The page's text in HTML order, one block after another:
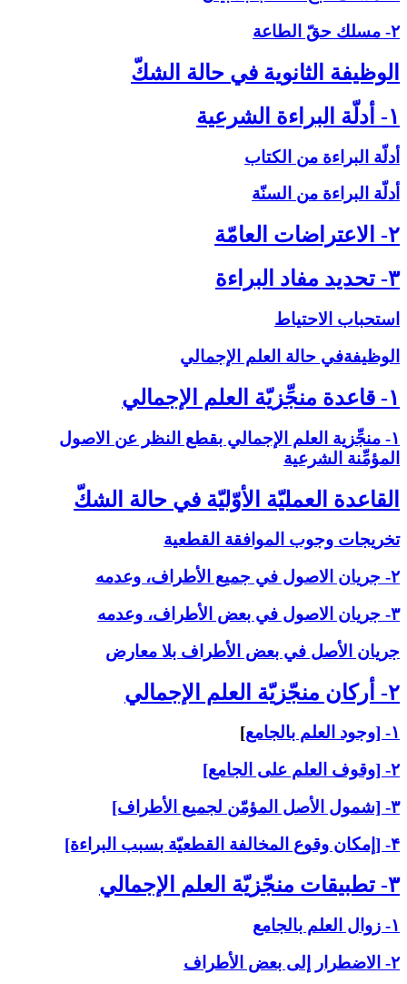
۲- مسلك حقّ الطاعة
الوظيفة الثانوية في حالة الشكّ‏
۱- أدلّة البراءة الشرعية
أدلّة البراءة من الكتاب
أدلّة البراءة من السنّة
۲- الاعتراضات العامّة
۳- تحديد مفاد البراءة
استحباب الاحتياط
الوظيفةفي حالة العلم الإجمالي‏
۱- قاعدة منجِّزيّة العلم الإجمالي‏
۱- منجِّزية العلم الإجمالي بقطع النظر عن الاصول
المؤمِّنة الشرعية
القاعدة العمليّة الأوّليّة في حالة الشكّ‏
تخريجات وجوب الموافقة القطعية
۲- جريان الاصول في جميع الأطراف، وعدمه
۳- جريان الاصول في بعض الأطراف، وعدمه
جريان الأصل في بعض الأطراف بلا معارض
۲- أركان منجّزيّة العلم الإجمالي‏
۱- [وجود العلم بالجامع
]
۲- [وقوف العلم على الجامع]
۳- [شمول الأصل المؤمّن لجميع الأطراف]
۴- [إمكان وقوع المخالفة القطعيّة بسبب البراءة]
۳- تطبيقات منجّزيّة العلم الإجمالي‏
۱- زوال العلم بالجامع
۲- الاضطرار إلى بعض الأطراف